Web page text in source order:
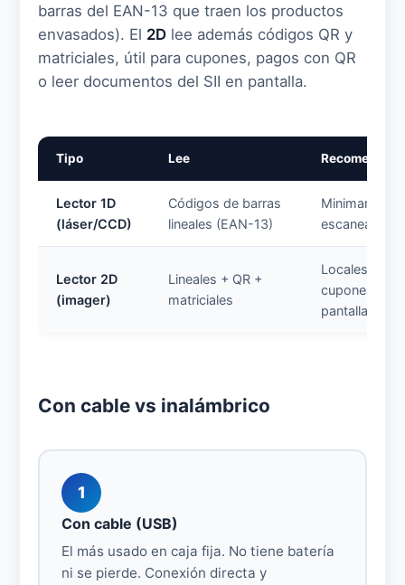
barras del EAN-13 que traen los productos
envasados). El 2D lee además códigos QR y
matriciales, útil para cupones, pagos con QR
o leer documentos del SII en pantalla.
Tipo Lee
Lector 1D
(láser/CCD)
Códigos de barras
lineales (EAN-13)
Minimarket
escanea
Lector 2D
(imager)
Lineales + QR +
matriciales
Locales con
cupones o
pantalla
Con cable vs inalámbrico
1
Con cable (USB)
El más usado en caja fija. No tiene batería
ni se pierde. Conexión directa y